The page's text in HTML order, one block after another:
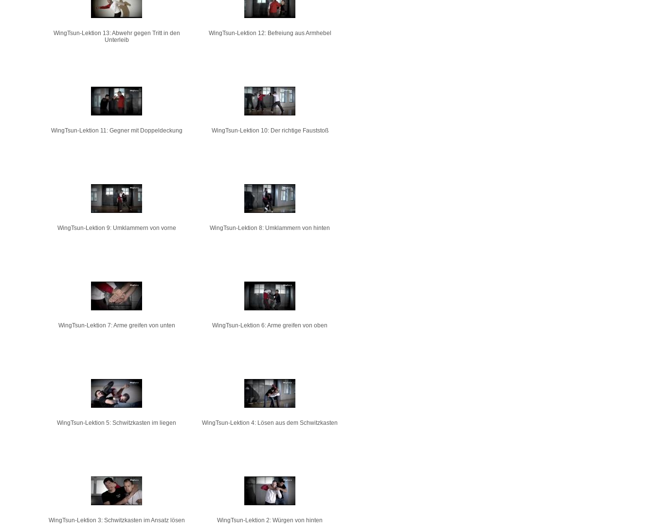
WingTsun-Lektion 13: Abwehr gegen Tritt in den
Unterleib
WingTsun-Lektion 12: Befreiung aus Armhebel
WingTsun-Lektion 11: Gegner mit Doppeldeckung WingTsun-Lektion 10: Der richtige Fauststoß
WingTsun-Lektion 9: Umklammern von vorne WingTsun-Lektion 8: Umklammern von hinten
WingTsun-Lektion 7: Arme greifen von unten WingTsun-Lektion 6: Arme greifen von oben
WingTsun-Lektion 5: Schwitzkasten im liegen WingTsun-Lektion 4: Lösen aus dem Schwitzkasten
WingTsun-Lektion 3: Schwitzkasten im Ansatz lösen WingTsun-Lektion 2: Würgen von hinten